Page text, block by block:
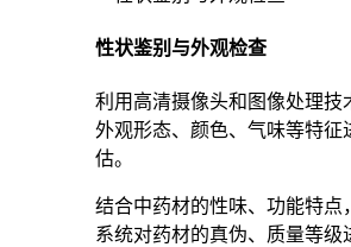
性状鉴别与外观检查
利用高清摄像头和图像处理技
外观形态、颜色、气味等特征
估。
结合中药材的性味、功能特点
系统对药材的真伪、质量等级